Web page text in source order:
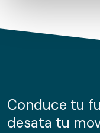
de cookies.
información sobre el
nuestros partners
Conduce tu
desata tu